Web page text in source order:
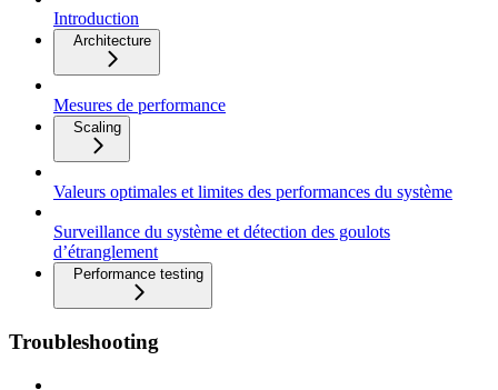
Introduction
Architecture
Mesures de performance
Scaling
Valeurs optimales et limites des performances du système
Surveillance du système et détection des goulots
d’étranglement
Performance testing
Troubleshooting